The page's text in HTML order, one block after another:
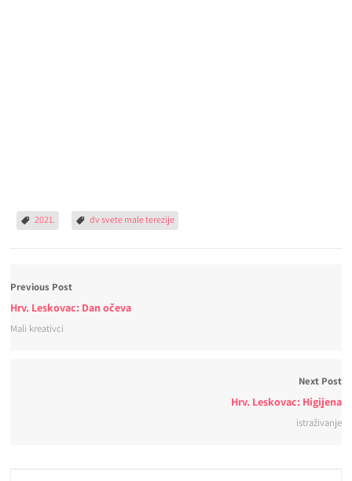
2021. dv svete male terezije
Previous Post
Hrv. Leskovac: Dan očeva
Mali kreativci
Next Post
Hrv. Leskovac: Higijena
istraživanje